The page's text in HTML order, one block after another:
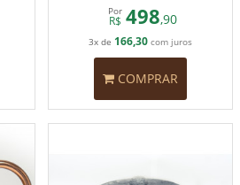
Por
R$ 498,90
3x de 166,30 com juros
COMPRAR